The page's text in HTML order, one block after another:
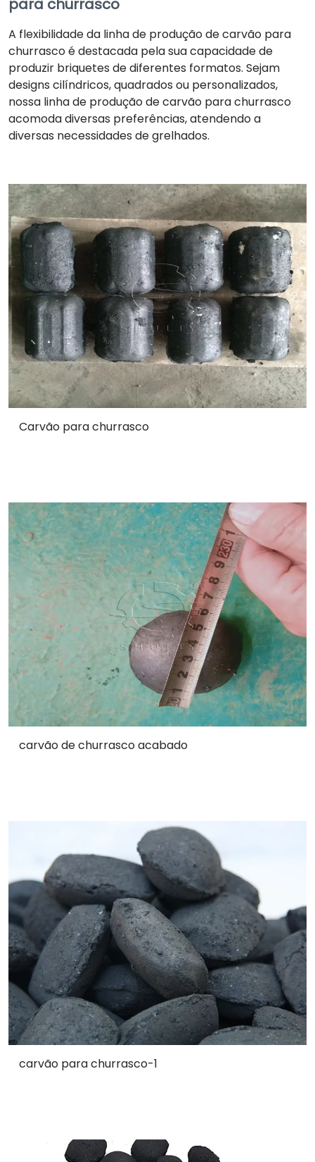
para churrasco
A flexibilidade da linha de produção de carvão para
churrasco é destacada pela sua capacidade de
produzir briquetes de diferentes formatos. Sejam
designs cilíndricos, quadrados ou personalizados,
nossa linha de produção de carvão para churrasco
acomoda diversas preferências, atendendo a
diversas necessidades de grelhados.
Carvão para churrasco
carvão de churrasco acabado
carvão para churrasco-1